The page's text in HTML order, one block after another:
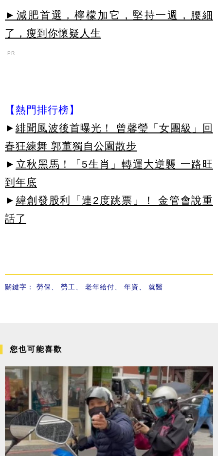
►減肥首選，檸檬加它，堅持一週，腰細
了，瘦到你懷疑人生
PR
【熱門排行榜】
► 緋聞風波後首曝光！ 曾馨瑩「女團級」回
春狂練舞 郭董獨自公園散步
► 立秋黑馬！「5生肖」轉運大逆襲 一路旺
到年底
► 緯創發股利「連2度跳票」！ 金管會說重
話了
關鍵字： 勞保 勞工 老年給付 年資 就醫
您也可能喜歡